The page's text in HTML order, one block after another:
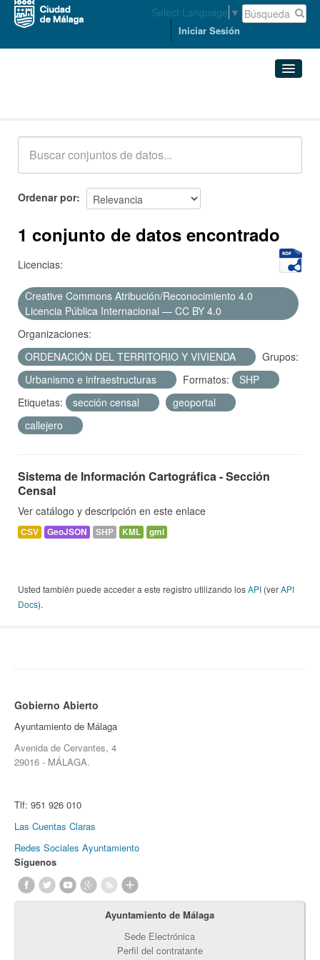
Select Language ▼
Iniciar Sesión
Acerca de
Ordenar por
1 conjunto de datos encontrado
Licencias:
Creative Commons Atribución/Reconocimiento 4.0
Licencia Pública Internacional — CC BY 4.0
Organizaciones:
ORDENACIÓN DEL TERRITORIO Y VIVIENDA
Grupos:
Urbanismo e infraestructuras
Formatos:
SHP
Etiquetas:
sección censal
geoportal
callejero
Sistema de Información Cartográfica - Sección
Censal
Ver catálogo y descripción en este enlace
CSV GeoJSON SHP KML gml
Usted también puede acceder a este registro utilizando losAPI (verAPI
Docs).
Gobierno Abierto
Ayuntamiento de Málaga
Avenida de Cervantes, 4
29016 - MÁLAGA.
Tlf: 951 926 010
Las Cuentas Claras
Redes Sociales Ayuntamiento
Síguenos
Ayuntamiento de Málaga
Sede Electrónica
Perfil del contratante